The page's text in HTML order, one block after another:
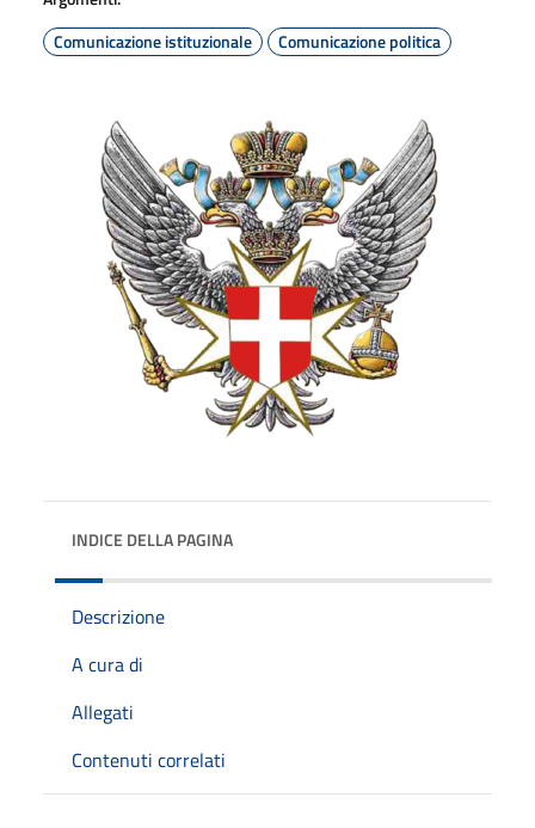
Comunicazione istituzionale
Comunicazione politica
INDICE DELLA PAGINA
Descrizione
A cura di
Allegati
Contenuti correlati